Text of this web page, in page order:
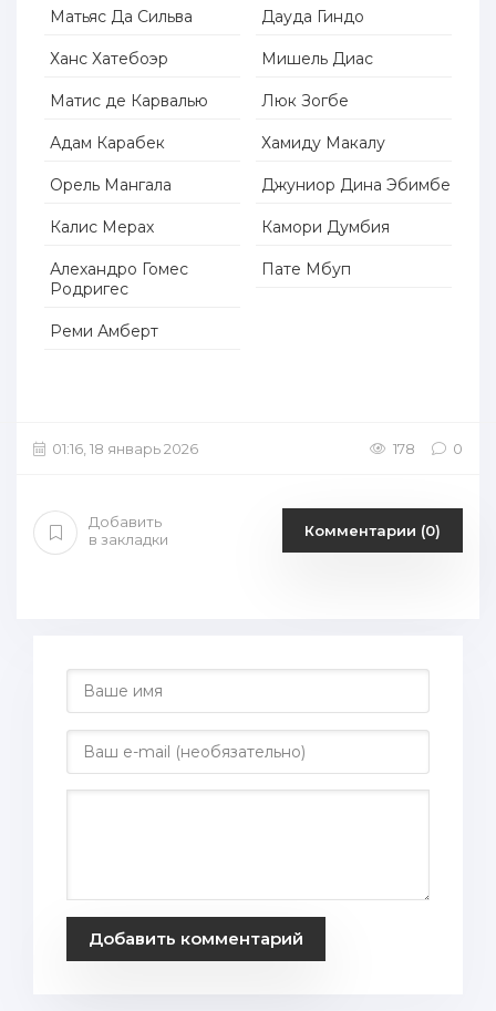
Матьяс Да Сильва
Ханс Хатебоэр
Матис де Карвалью
Адам Карабек
Орель Мангала
Калис Мерах
Алехандро Гомес
Родригес
Реми Амберт
Дауда Гиндо
Мишель Диас
Люк Зогбе
Хамиду Макалу
Джуниор Дина Эбимбе
Камори Думбия
Пате Мбуп
01:16, 18 январь 2026 178 0
Добавить
в закладки
Комментарии (0)
Добавить комментарий